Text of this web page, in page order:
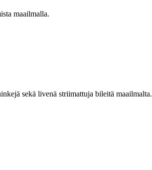
maailmalla.
sekä livenä striimattuja bileitä maailmalta.